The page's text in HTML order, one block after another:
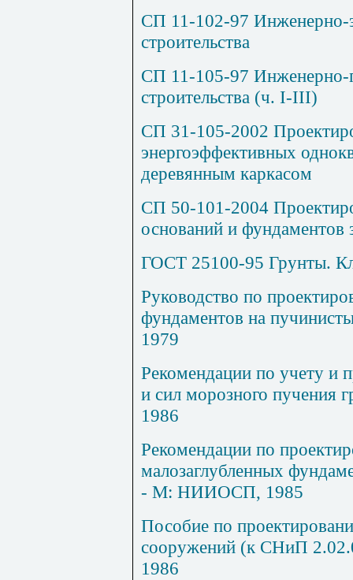
СП 11-102-97 Инженерно-
строительства
СП 11-105-97 Инженерно-
строительства (ч. I-III)
СП 31-105-2002
энергоэффективных
деревянным каркасом
СП 50-101-2004
оснований и фундаментов
ГОСТ 25100-95 Грунты.
Руководство по
фундаментов на
1979
Рекомендации по учету и
и сил морозного пучения
1986
Рекомендации по
малозаглубленных
- М: НИИОСП, 1985
Пособие по
сооружений (к СНиП
1986